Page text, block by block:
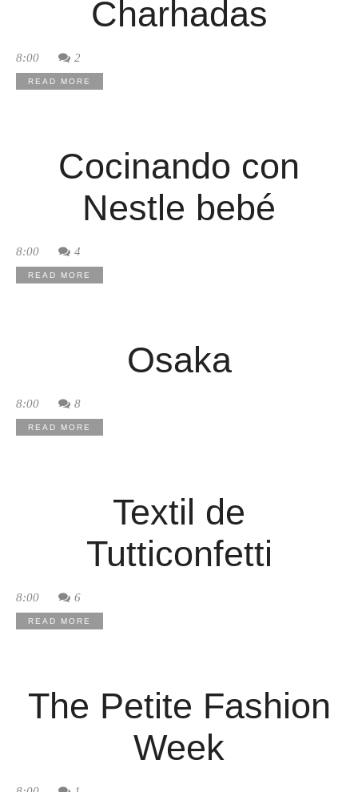
Charhadas
8:00 2
READ MORE
Cocinando con
Nestle bebé
8:00 4
READ MORE
Osaka
8:00 8
READ MORE
Textil de
Tutticonfetti
8:00 6
READ MORE
The Petite Fashion
Week